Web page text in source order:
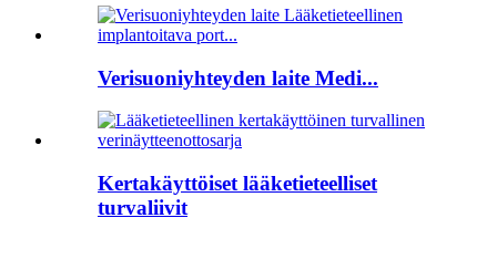
Verisuoniyhteyden laite Medi...
Kertakäyttöiset lääketieteelliset
turvaliivit